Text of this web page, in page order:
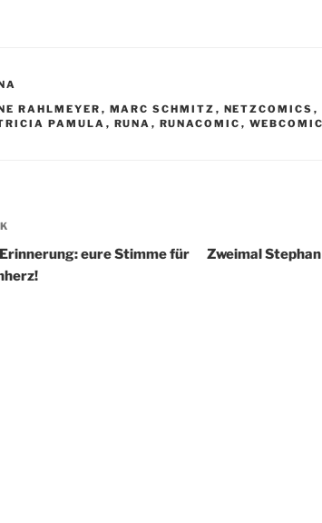
RAHLMEYER , MARC SCHMITZ , NETZCOMICS ,
PAMULA , RUNA , RUNACOMIC , WEBCOMIC
eure Stimme für
Zweimal